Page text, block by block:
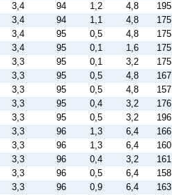
3,4 94 1,2 4,8
195
3,4 94 1,1 4,8
175
3,4 95 0,5 4,8
175
3,4 95 0,1 1,6
175
3,3 95 0,1 3,2
175
3,3 95 0,5 4,8
167
3,3 95 0,5 4,8
157
3,3 95 0,4 3,2
176
3,3 95 0,5 3,2
196
3,3 96 1,3 6,4
166
3,3 96 1,3 6,4
160
3,3 96 0,4 3,2
161
3,3 96 0,5 6,4
158
3,3 96 0,9 6,4
163